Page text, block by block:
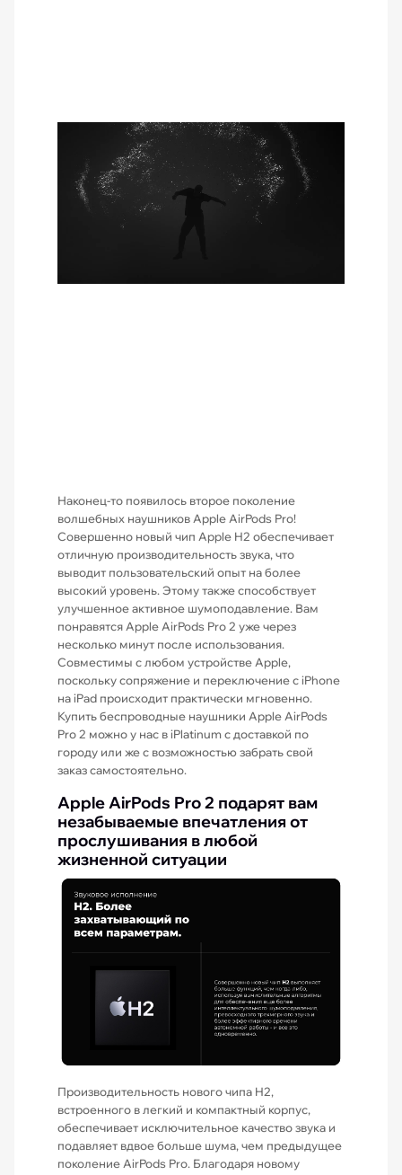
Наконец-то появилось второе поколение
волшебных наушников Apple AirPods Pro!
Совершенно новый чип Apple H2 обеспечивает
отличную производительность звука, что
выводит пользовательский опыт на более
высокий уровень. Этому также способствует
улучшенное активное шумоподавление. Вам
понравятся Apple AirPods Pro 2 уже через
несколько минут после использования.
Совместимы с любом устройстве Apple,
поскольку сопряжение и переключение с iPhone
на iPad происходит практически мгновенно.
Купить беспроводные наушники Apple AirPods
Pro 2 можно у нас в iPlatinum с доставкой по
городу или же с возможностью забрать свой
заказ самостоятельно.
Apple AirPods Pro 2 подарят вам
незабываемые впечатления от
прослушивания в любой
жизненной ситуации
Производительность нового чипа H2,
встроенного в легкий и компактный корпус,
обеспечивает исключительное качество звука и
подавляет вдвое больше шума, чем предыдущее
поколение AirPods Pro. Благодаря новому